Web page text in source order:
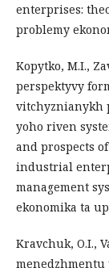
enterprises:
problemy
Kopytko, M.I.,
perspektyvy
vitchyznianykh
yoho riven
and prospects
industrial
management
ekonomika ta
Kravchuk, O.I.,
menedzhmentu